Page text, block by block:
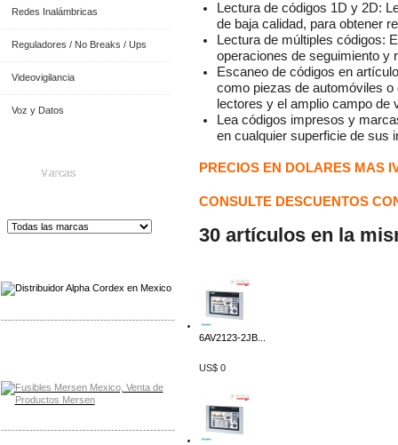
Redes Inalámbricas
Reguladores / No Breaks / Ups
Videovigilancia
Voz y Datos
Marcas
-------------------------------------------------
-------------------------------------------------
Lectura de códigos 1D y 2D:
de baja calidad, para obtener
Lectura de múltiples códigos:
operaciones de seguimiento y
Escaneo de códigos en
como piezas de automóviles
lectores y el amplio campo de
Lea códigos impresos y
en cualquier superficie de sus
PRECIOS EN DOLARES MAS
CONSULTE DESCUENTOS
30 artículos en la
6AV2123-2JB...
US$ 0